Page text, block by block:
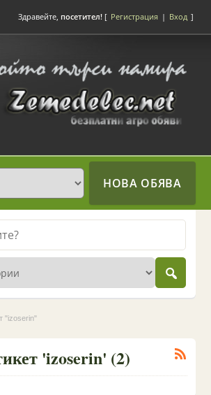
Здравейте, посетител! [ Регистрация | Вход ]
НОВА ОБЯВА
"izoserin"
'izoserin' (2)